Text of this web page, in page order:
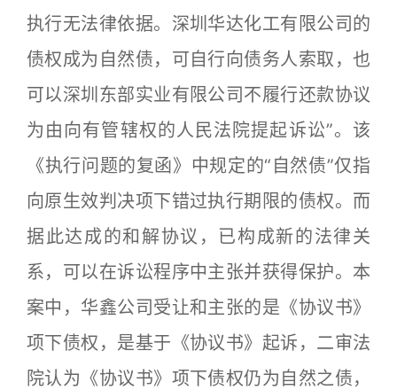
执行无法律依据。深圳华达化工有限公司的
债权成为自然债，可自行向债务人索取，也
可以深圳东部实业有限公司不履行还款协议
为由向有管辖权的人民法院提起诉讼”。该
《执行问题的复函》中规定的“自然债”仅指
向原生效判决项下错过执行期限的债权。而
据此达成的和解协议，已构成新的法律关
系，可以在诉讼程序中主张并获得保护。本
案中，华鑫公司受让和主张的是《协议书》
项下债权，是基于《协议书》起诉，二审法
院认为《协议书》项下债权仍为自然之债，